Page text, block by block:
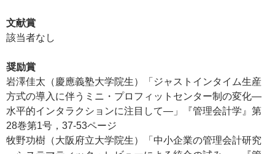
文献賞
該当者なし
奨励賞
岩澤佳太（慶應義塾大学院生）「ジャストインタイム生産
方式の導入に伴うミニ・プロフィットセンター制の変化―
水平的インタラクションに注目して―」『管理会計学』第
28巻第1号，37-53ページ
牧野功樹（大阪府立大学院生）「中小企業の管理会計研究